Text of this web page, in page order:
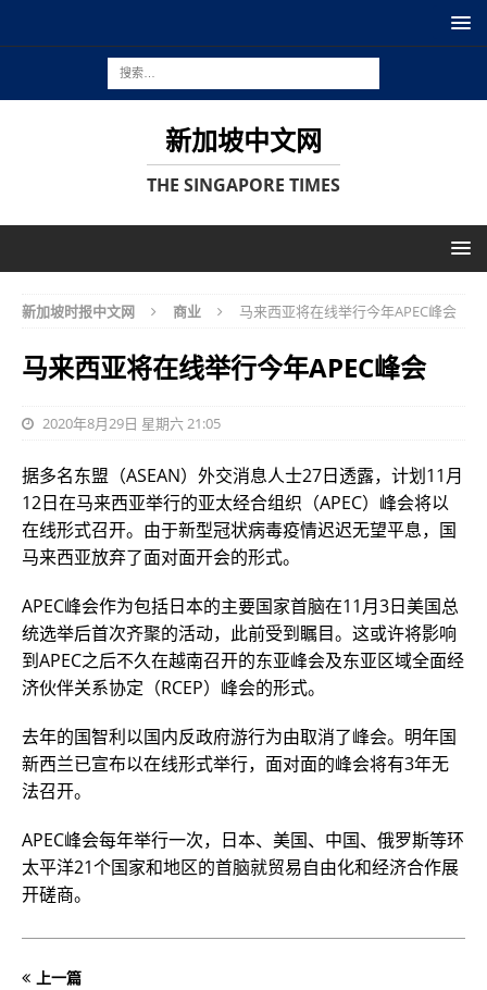
新加坡中文网
THE SINGAPORE TIMES
新加坡时报中文网 商业 马来西亚将在线举行今年APEC峰会
马来西亚将在线举行今年APEC峰会
2020年8月29日 星期六 21:05
据多名东盟（ASEAN）外交消息人士27日透露，计划11月
12日在马来西亚举行的亚太经合组织（APEC）峰会将以
在线形式召开。由于新型冠状病毒疫情迟迟无望平息，国
马来西亚放弃了面对面开会的形式。
APEC峰会作为包括日本的主要国家首脑在11月3日美国总
统选举后首次齐聚的活动，此前受到瞩目。这或许将影响
到APEC之后不久在越南召开的东亚峰会及东亚区域全面经
济伙伴关系协定（RCEP）峰会的形式。
去年的国智利以国内反政府游行为由取消了峰会。明年国
新西兰已宣布以在线形式举行，面对面的峰会将有3年无
法召开。
APEC峰会每年举行一次，日本、美国、中国、俄罗斯等环
太平洋21个国家和地区的首脑就贸易自由化和经济合作展
开磋商。
上一篇